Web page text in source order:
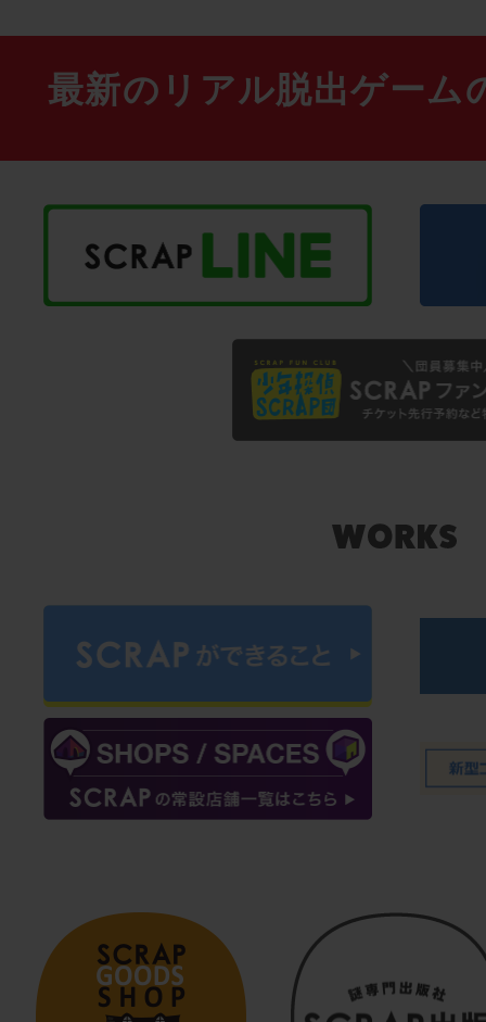
最新のリアル脱出ゲーム